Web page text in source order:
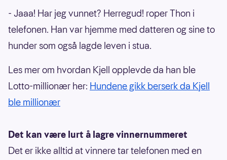
- Jaaa! Har jeg vunnet? Herregud! roper Thon i
telefonen. Han var hjemme med datteren og sine to
hunder som også lagde leven i stua.
Les mer om hvordan Kjell opplevde da han ble
Lotto-millionær her: Hundene gikk berserk da Kjell
ble millionær
Det kan være lurt å lagre vinnernummeret
Det er ikke alltid at vinnere tar telefonen med en